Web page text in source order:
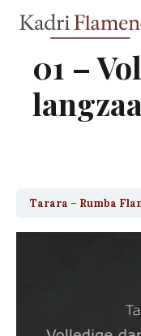
01 –
Tarara – Rumba